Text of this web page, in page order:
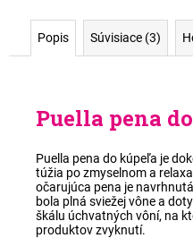
Popis Súvisiace (3)
Puella pena
Puella pena do kúpeľa je
túžia po zmyselnom a
očarujúca pena je
bola plná sviežej vône a
škálu úchvatných vôní, na
produktov zvyknutí.